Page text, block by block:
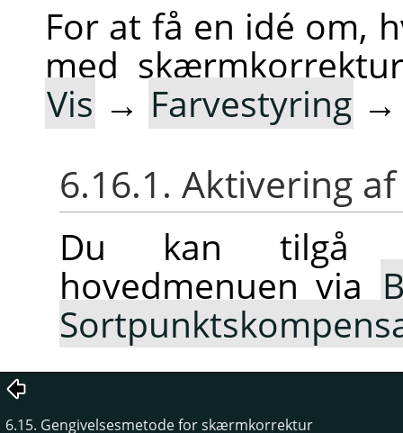
For at få en idé om,
med
Vis → Farvestyring
6.16.1. Aktivering
Du kan tilgå
hovedmenuen via
6.15. Gengivelsesmetode for skærmkorrektur